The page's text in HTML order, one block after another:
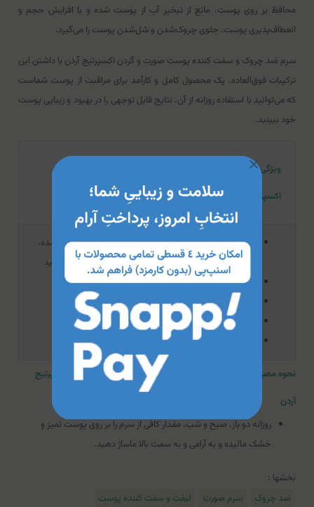
محافظ بر روی پوست، مانع از تبخیر آب از پوست شده و با افزایش حجم و
انعطاف‌پذیری پوست، جلوی چروک‌شدن و شل‌شدن پوست را می‌گیرد.
سرم ضد چروک و سفت کننده پوست صورت و گردن اکسپرتیج آردن با داشتن این
ترکیبات فوق‌العاده، یک محصول کامل و کارآمد برای مراقبت از پوست شماست
که می‌توانید با استفاده روزانه از آن، نتایج قابل توجهی را در بهبود و زیبایی پوست
خود ببینید.
ویژگی‌های سرم ضد چروک و سفت کننده پوست صورت و گردن
اکسپرتیج آردن
حاوی عصاره شاهی آبی، عصاره جو دو سر، کلاژن هیدرولیز شده،
پروتئین سویا، عصاره جلبک دریایی، کافئین، هیالورونیک اسید
ضد چروک و سفت‌کننده پوست صورت و گردن
استحکام بخش، فرم‌دهنده و لیفت‌کننده
تامین رطوبت از دست رفته پوست
مناسب آقایان و خانم‌ها
نحوه مصرف سرم ضد چروک و سفت کننده پوست صورت و گردن اکسپرتیج
آردن
روزانه دو بار، صبح و شب، مقدار کافی از سرم را بر روی پوست تمیز و
خشک مالیده و به آرامی و به سمت بالا ماساژ دهید.
بخشها :
ضد چروک
سرم صورت لیفت و سفت کننده پوست